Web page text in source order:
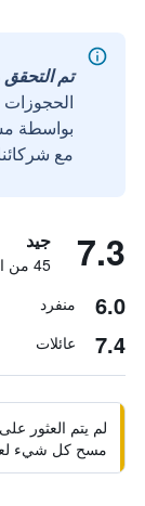
تم التحقق
الحجوزات
مع
7.3 جيد
45 من التقييمات تم التحقق منها
6.0 منفرد
7.4 عائلات
لم يتم العثور
مسح كل شيء